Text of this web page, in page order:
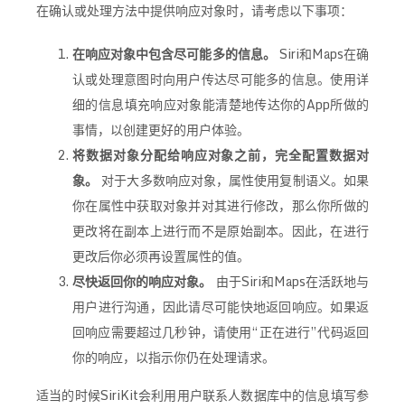
在确认或处理方法中提供响应对象时，请考虑以下事项：
在响应对象中包含尽可能多的信息。 Siri和Maps在确
认或处理意图时向用户传达尽可能多的信息。使用详
细的信息填充响应对象能清楚地传达你的App所做的
事情，以创建更好的用户体验。
将数据对象分配给响应对象之前，完全配置数据对
象。 对于大多数响应对象，属性使用复制语义。如果
你在属性中获取对象并对其进行修改，那么你所做的
更改将在副本上进行而不是原始副本。因此，在进行
更改后你必须再设置属性的值。
尽快返回你的响应对象。
由于Siri和Maps在活跃地与
用户进行沟通，因此请尽可能快地返回响应。如果返
回响应需要超过几秒钟，请使用“正在进行”代码返回
你的响应，以指示你仍在处理请求。
适当的时候SiriKit会利用用户联系人数据库中的信息填写参